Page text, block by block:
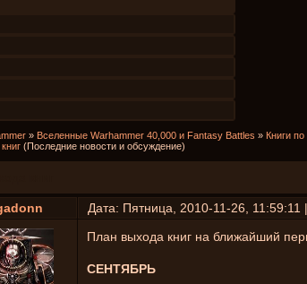
» Вселенные Warhammer 40,000 и Fantasy Battles » Книги
(Последние новости и обсуждение)
Дата: Пятница, 2010-11-26,
План выхода книг на ближайший
СЕНТЯБРЬ